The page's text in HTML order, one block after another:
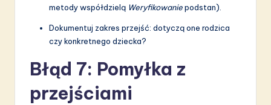
metody współdzielą Weryfikowaniepodstan).
Dokumentuj zakres przejść: dotyczą one rodzica
czy konkretnego dziecka?
Błąd 7: Pomyłka z
przejściami